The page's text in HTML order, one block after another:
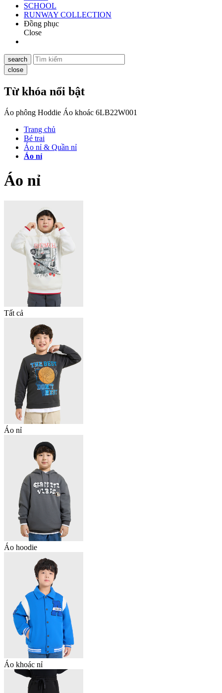
SCHOOL
RUNWAY COLLECTION
Đồng phục
Close
search
close
Từ khóa nổi bật
Áo phông Hoddie Áo khoác 6LB22W001
Trang chủ
Bé trai
Áo nỉ & Quần nỉ
Áo nỉ
Áo nỉ
Tất cả
Áo nỉ
Áo hoodie
Áo khoác nỉ